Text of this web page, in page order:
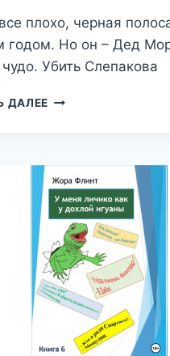
плохо, черная
годом. Но он – Дед
Убить Слепакова
ДАЛЕЕ УБИТЬ